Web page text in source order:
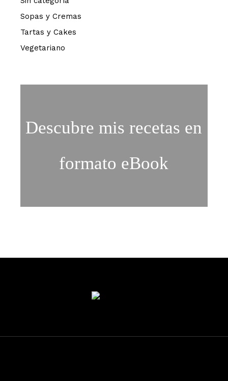
Sopas y Cremas
Tartas y Cakes
Vegetariano
Descubre mis recetas en
formato eBook